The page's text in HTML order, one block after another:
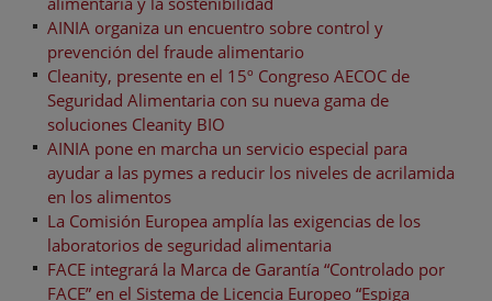
AINIA organiza un encuentro sobre control y
prevención del fraude alimentario
Cleanity, presente en el 15º Congreso AECOC de
Seguridad Alimentaria con su nueva gama de
soluciones Cleanity BIO
AINIA pone en marcha un servicio especial para
ayudar a las pymes a reducir los niveles de acrilamida
en los alimentos
La Comisión Europea amplía las exigencias de los
laboratorios de seguridad alimentaria
FACE integrará la Marca de Garantía “Controlado por
FACE” en el Sistema de Licencia Europeo “Espiga